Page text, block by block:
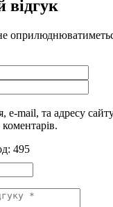
відгук
e-mail, та адресу
495